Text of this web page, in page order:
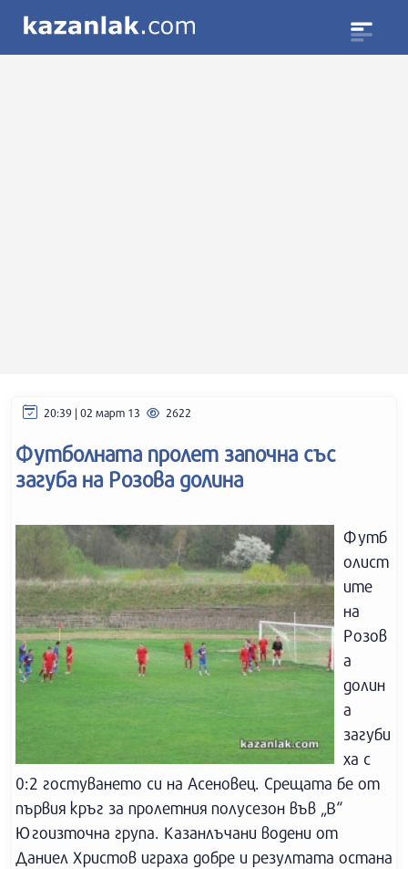
20:39 | 02 март 13 2622
Футболната пролет започна със
загуба на Розова долина
Футб
олист
ите
на
Розов
а
долин
а
загуби
ха с
0:2 гостуването си на Асеновец. Срещата бе от
първия кръг за пролетния полусезон във „В“
Югоизточна група. Казанлъчани водени от
Даниел Христов играха добре и резултата остана